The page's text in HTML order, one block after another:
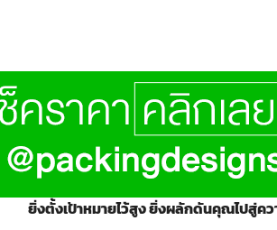
ยิ่งตั้งเป้าหมายไว้สูง ยิ่งผลักดันคุณไปสู่คว